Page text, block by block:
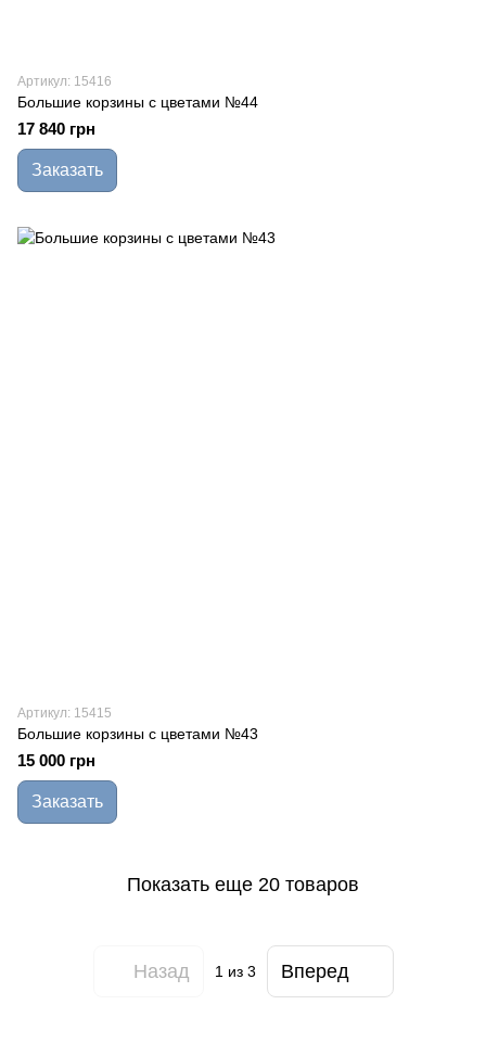
Артикул: 15416
Большие корзины с цветами №44
17 840 грн
Заказать
Артикул: 15415
Большие корзины с цветами №43
15 000 грн
Заказать
Показать еще 20 товаров
Назад 1 из 3 Вперед